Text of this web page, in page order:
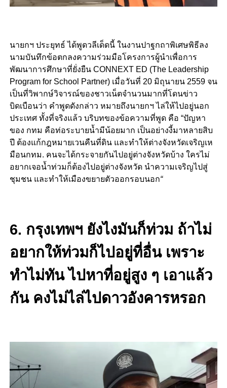
นายกฯ ประยุทธ์ ได้พูดวลีเด็ดนี้ ในงานปาฐกถาพิเศษพิธีลง
นามบันทึกข้อตกลงความร่วมมือโครงการผู้นำเพื่อการ
พัฒนาการศึกษาที่ยั่งยืน CONNEXT ED (The Leadership
Program for School Partner) เมื่อวันที่ 20 มิถุนายน 2559 จน
เป็นที่วิพากษ์วิจารณ์ของชาวเน็ตจำนวนมากที่โดนข่าว
บิดเบือนว่า คำพูดดังกล่าว หมายถึงนายกฯ ไล่ให้ไปอยู่นอก
ประเทศ ทั้งที่จริงแล้ว บริบทของข้อความที่พูด คือ “ปัญหา
ของ กทม คือท่อระบายน้ำมีน้อยมาก เป็นอย่างงี้มาหลายสิบ
ปี ต้องแก้กฎหมายเวนคืนที่ดิน และทำให้ต่างจังหวัดเจริญเห
มือนกทม. คนจะได้กระจายกันไปอยู่ต่างจังหวัดบ้าง ใครไม่
อยากเจอน้ำท่วมก็ต้องไปอยู่ต่างจังหวัด นำความเจริญไปสู่
ชุมชน และทำให้เมืองขยายตัวออกรอบนอก“
6. กรุงเทพฯ ยังไงมันก็ท่วม ถ้าไม่
อยากให้ท่วมก็ไปอยู่ที่อื่น เพราะ
ทำไม่ทัน ไปหาที่อยู่สูง ๆ เอาแล้ว
กัน คงไม่ไล่ไปดาวอังคารหรอก